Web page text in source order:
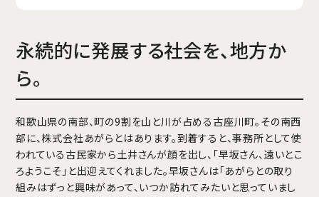
永続的に発展する社会を、地方か
ら。
和歌山県の南部、町の9割を山と川が占める古座川町。その南西
部に、株式会社あがらとはあります。到着すると、事務所として使
われている古民家から土井さんが顔を出し、「早坂さん、遠いとこ
ろようこそ」と出迎えてくれました。早坂さんは「あがらとの取り
組みはずっと興味があって、いつか訪れてみたいと思っていまし